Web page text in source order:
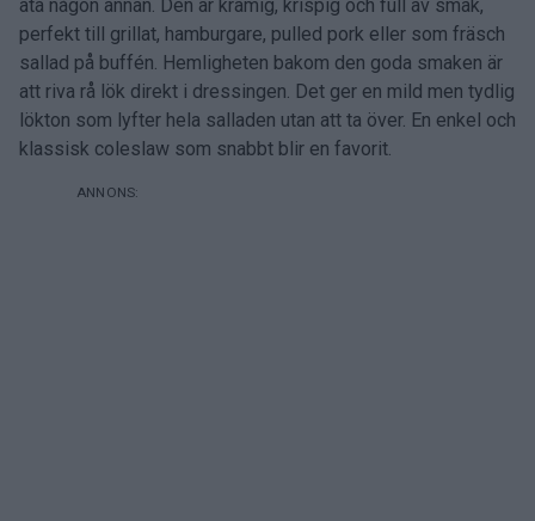
äta någon annan. Den är krämig, krispig och full av smak,
perfekt till grillat, hamburgare, pulled pork eller som fräsch
sallad på buffén. Hemligheten bakom den goda smaken är
att riva rå lök direkt i dressingen. Det ger en mild men tydlig
lökton som lyfter hela salladen utan att ta över. En enkel och
klassisk coleslaw som snabbt blir en favorit.